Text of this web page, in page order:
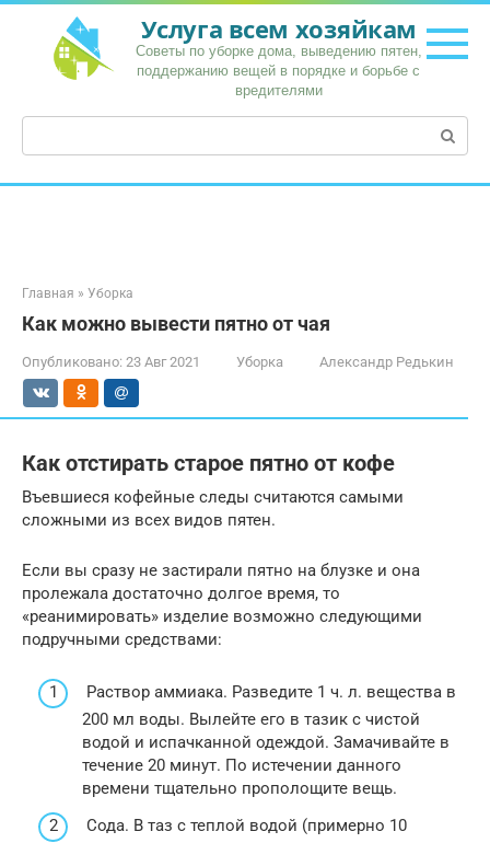
Перейти
контенту
Услуга всем хозяйкам
Советы по уборке дома, выведению пятен,
поддержанию вещей в порядке и борьбе с
вредителями
Поиск:
Главная » Уборка
Как можно вывести пятно от чая
Опубликовано: 23 Авг 2021 Уборка Александр Редькин
Как отстирать старое пятно от кофе
Въевшиеся кофейные следы считаются самыми
сложными из всех видов пятен.
Если вы сразу не застирали пятно на блузке и она
пролежала достаточно долгое время, то
«реанимировать» изделие возможно следующими
подручными средствами:
Раствор аммиака. Разведите 1 ч. л. вещества в
200 мл воды. Вылейте его в тазик с чистой
водой и испачканной одеждой. Замачивайте в
течение 20 минут. По истечении данного
времени тщательно прополощите вещь.
Сода. В таз с теплой водой (примерно 10